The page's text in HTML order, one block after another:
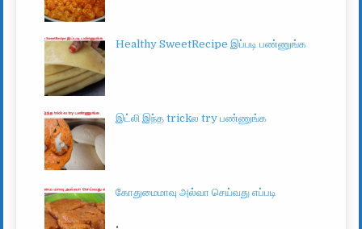
Healthy SweetRecipe இப்படி பண்ணுங்க
இட்லி இந்த trickல try பண்ணுங்க
கோதுமைமாவு அல்வா செய்வது எப்படி
.